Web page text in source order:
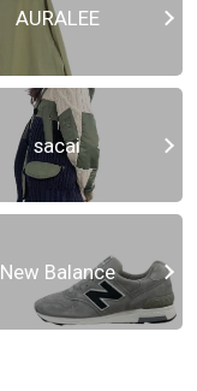
AURALEE
sacai
New Balance